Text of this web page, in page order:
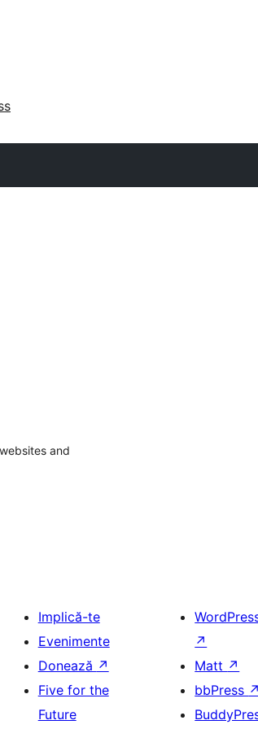
and
Implică-te
Evenimente
Donează ↗
Five for the
Future
↗
Matt ↗
bbPress ↗